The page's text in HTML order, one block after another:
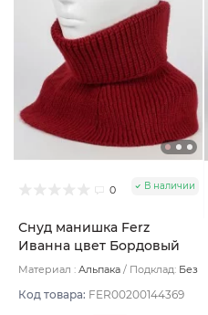
0 В наличии
Снуд манишка Ferz
Иванна цвет Бордовый
Материал : Альпака Подклад: Без
Код товара: FER00200144369